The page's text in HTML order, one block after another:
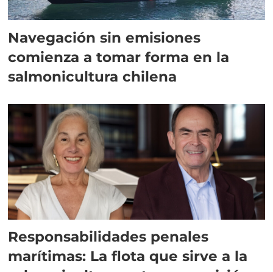
Navegación sin emisiones
comienza a tomar forma en la
salmonicultura chilena
Responsabilidades penales
marítimas: La flota que sirve a la